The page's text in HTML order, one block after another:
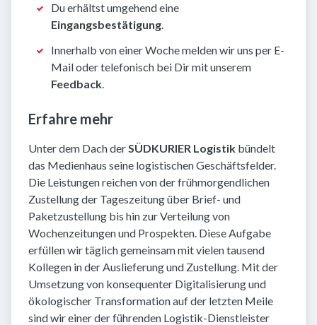
Du erhältst umgehend eine
Eingangsbestätigung.
Innerhalb von einer Woche melden wir uns per E-
Mail oder telefonisch bei Dir mit unserem
Feedback.
Erfahre mehr
Unter dem Dach derSÜDKURIER Logistik bündelt
das Medienhaus seine logistischen Geschäftsfelder.
Die Leistungen reichen von der frühmorgendlichen
Zustellung der Tageszeitung über Brief- und
Paketzustellung bis hin zur Verteilung von
Wochenzeitungen und Prospekten. Diese Aufgabe
erfüllen wir täglich gemeinsam mit vielen tausend
Kollegen in der Auslieferung und Zustellung. Mit der
Umsetzung von konsequenter Digitalisierung und
ökologischer Transformation auf der letzten Meile
sind wir einer der führenden Logistik-Dienstleister